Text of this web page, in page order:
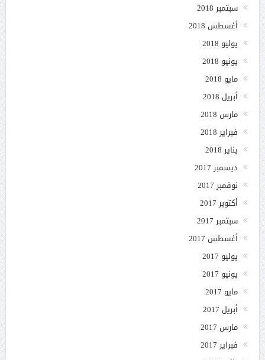
سبتمبر 2018
أغسطس 2018
يوليو 2018
يونيو 2018
مايو 2018
أبريل 2018
مارس 2018
فبراير 2018
يناير 2018
ديسمبر 2017
نوفمبر 2017
أكتوبر 2017
سبتمبر 2017
أغسطس 2017
يوليو 2017
يونيو 2017
مايو 2017
أبريل 2017
مارس 2017
فبراير 2017